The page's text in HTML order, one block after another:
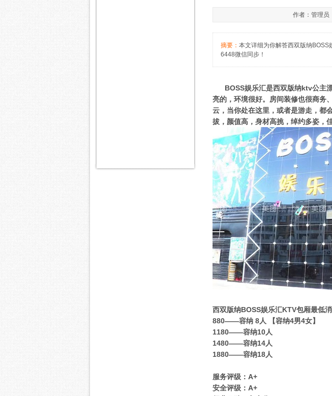
作者：管理
摘要： 本文详细为你解答西双版纳
6448微信同步！
BOSS娱乐汇是西双版纳ktv公主漂
亮的，环境很好。房间装修也很商务
云，当你处在这里，或者是游走，都
拔，颜值高，身材高挑，绰约多姿，
西双版纳BOSS娱乐汇KTV包厢最低
880——容纳 8人 【容纳4男4女】
1180——容纳10人
1480——容纳14人
1880——容纳18人
服务评级：A+
安全评级：A+